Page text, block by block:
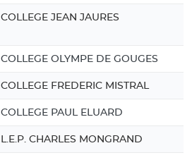
COLLEGE JEAN JAURES
COLLEGE OLYMPE DE GOUGES
COLLEGE FREDERIC MISTRAL
COLLEGE PAUL ELUARD
L.E.P. CHARLES MONGRAND